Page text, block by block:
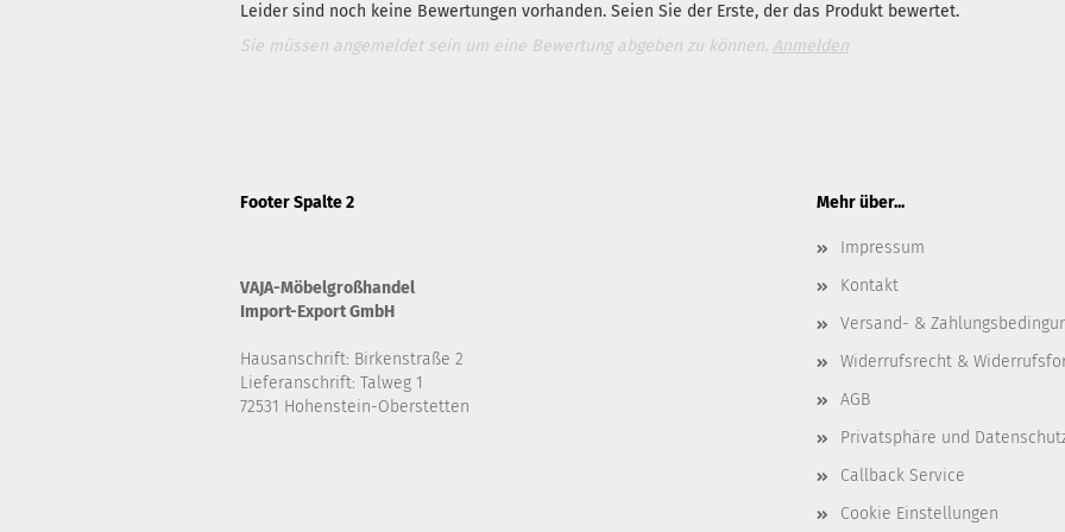
Leider sind noch keine Bewertungen vorhanden. Seien Sie der Erste, der das Produkt bewertet.
Sie müssen angemeldet sein um eine Bewertung abgeben zu können. Anmelden
Footer Spalte 2
VAJA-Möbelgroßhandel
Import-Export GmbH
Hausanschrift: Birkenstraße 2
Lieferanschrift: Talweg 1
72531 Hohenstein-Oberstetten
Mehr über...
Impressum
Kontakt
Versand- &
Widerrufsrecht &
AGB
Privatsphäre und
Callback Service
Cookie Einstellungen